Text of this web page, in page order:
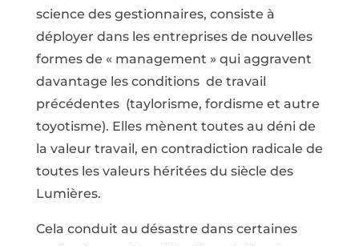
science des gestionnaires, consiste à
déployer dans les entreprises de nouvelles
formes de « management » qui aggravent
davantage les conditions de travail
précédentes (taylorisme, fordisme et autre
toyotisme). Elles mènent toutes au déni de
la valeur travail, en contradiction radicale de
toutes les valeurs héritées du siècle des
Lumières.
Cela conduit au désastre dans certaines